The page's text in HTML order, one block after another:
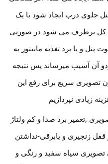
جلوی درب ایجاد شود با یک
کل برطرف می شود در صورتی
و یا برد تغذیه مانیتور به
آن آسیب میرساند پس نتیجه
تصویری سریع برای رفع این
زیادی نپردازیم
,تعمیر برد صدا و کم ولتاژ
زنجیری و یابرقی-نداشتن
تصویری سیاه سفید و رنگی و